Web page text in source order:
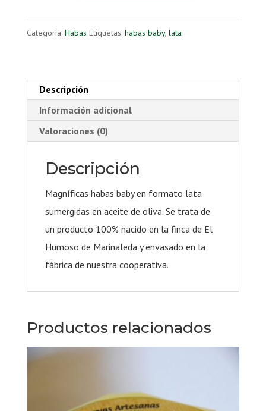
fritas
aceite
de
oliva
cantidad
Categoría: Habas Etiquetas: habas baby, lata
Descripción
Información adicional
Valoraciones (0)
Descripción
Magníficas habas baby en formato lata
sumergidas en aceite de oliva. Se trata de
un producto 100% nacido en la finca de El
Humoso de Marinaleda y envasado en la
fábrica de nuestra cooperativa.
Productos relacionados